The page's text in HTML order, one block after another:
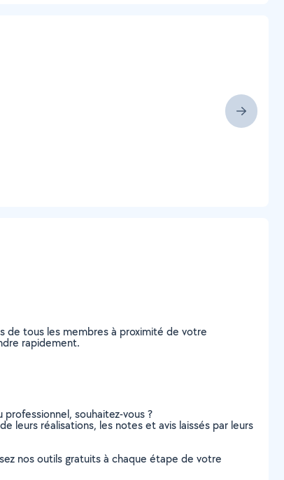
de tous les membres à proximité de votre
rapidement.
souhaitez-vous ?
leurs réalisations, les notes et avis laissés par leurs
nos outils gratuits à chaque étape de votre